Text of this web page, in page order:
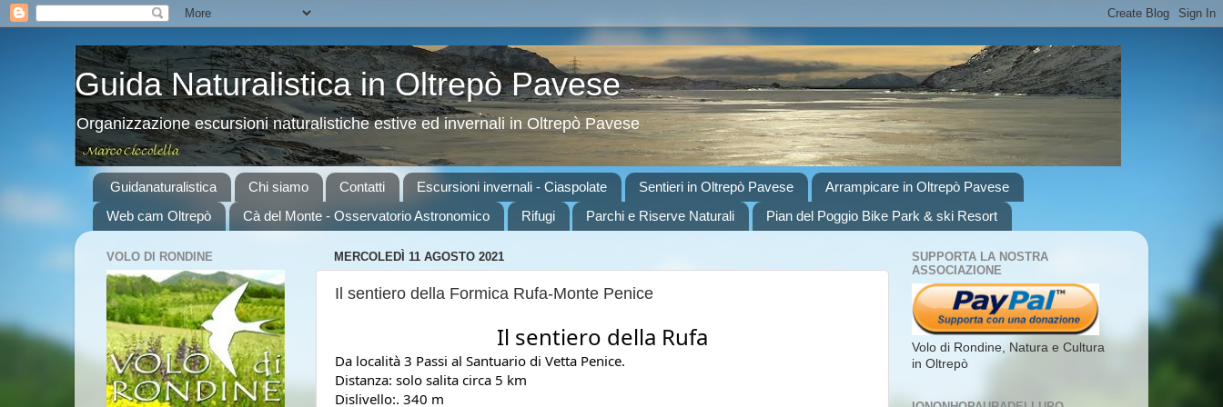
Guida Naturalistica in Oltrepò Pavese
Organizzazione escursioni naturalistiche estive ed invernali in Oltrepò Pavese
Guidanaturalistica Chi siamo Contatti Escursioni invernali - Ciaspolate Sentieri in Oltrepò Pavese
Arrampicare in Oltrepò Pavese
Web cam Oltrepò
Cà del Monte - Osservatorio Astronomico Rifugi Parchi e Riserve Naturali Pian del Poggio Bike Park & ski Resort
MERCOLEDÌ 11 AGOSTO 2021
Il sentiero della Formica Rufa-Monte Penice
Il sentiero della Rufa
Da località 3 Passi al Santuario di Vetta Penice.
Distanza: solo salita circa 5 km
Dislivello:. 340 m
VOLO DI RONDINE
SUPPORTA LA NOSTRA
ASSOCIAZIONE
Volo di Rondine, Natura e Cultura
in Oltrepò